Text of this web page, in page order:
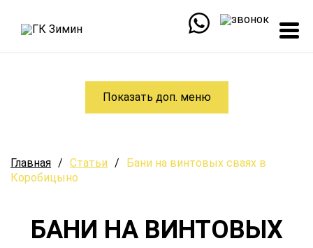
Показать доп. меню
Главная / Статьи /
Бани на винтовых сваях в
Коробицыно
БАНИ НА ВИНТОВЫХ